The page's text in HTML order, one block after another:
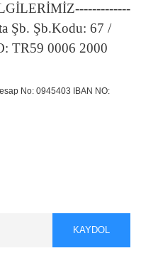
Şb. Şb.Kodu: 67 /
TR59 0006 2000
No: 0945403 IBAN NO:
KAYDOL